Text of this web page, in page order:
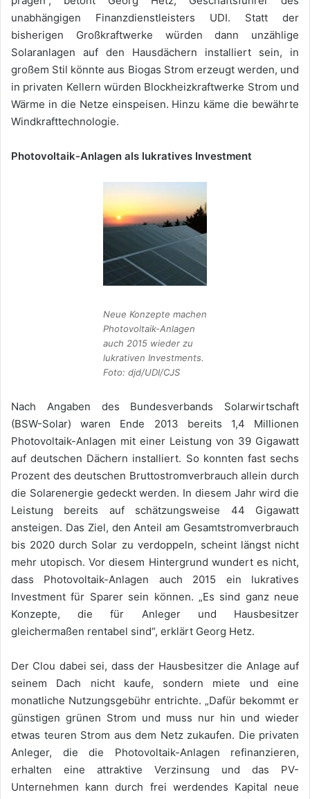
unabhängigen Finanzdienstleisters UDI. Statt der
bisherigen Großkraftwerke würden dann unzählige
Solaranlagen auf den Hausdächern installiert sein, in
großem Stil könnte aus Biogas Strom erzeugt werden, und
in privaten Kellern würden Blockheizkraftwerke Strom und
Wärme in die Netze einspeisen. Hinzu käme die bewährte
Windkrafttechnologie.
Photovoltaik-Anlagen als lukratives Investment
Neue Konzepte machen
Photovoltaik-Anlagen
auch 2015 wieder zu
lukrativen Investments.
Foto: djd/UDI/CJS
Nach Angaben des Bundesverbands Solarwirtschaft
(BSW-Solar) waren Ende 2013 bereits 1,4 Millionen
Photovoltaik-Anlagen mit einer Leistung von 39 Gigawatt
auf deutschen Dächern installiert. So konnten fast sechs
Prozent des deutschen Bruttostromverbrauch allein durch
die Solarenergie gedeckt werden. In diesem Jahr wird die
Leistung bereits auf schätzungsweise 44 Gigawatt
ansteigen. Das Ziel, den Anteil am Gesamtstromverbrauch
bis 2020 durch Solar zu verdoppeln, scheint längst nicht
mehr utopisch. Vor diesem Hintergrund wundert es nicht,
dass Photovoltaik-Anlagen auch 2015 ein lukratives
Investment für Sparer sein können. „Es sind ganz neue
Konzepte, die für Anleger und Hausbesitzer
gleichermaßen rentabel sind“, erklärt Georg Hetz.
Der Clou dabei sei, dass der Hausbesitzer die Anlage auf
seinem Dach nicht kaufe, sondern miete und eine
monatliche Nutzungsgebühr entrichte. „Dafür bekommt er
günstigen grünen Strom und muss nur hin und wieder
etwas teuren Strom aus dem Netz zukaufen. Die privaten
Anleger, die die Photovoltaik-Anlagen refinanzieren,
erhalten eine attraktive Verzinsung und das PV-
Unternehmen kann durch frei werdendes Kapital neue